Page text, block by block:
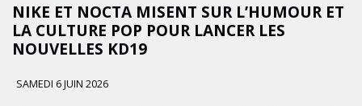
NIKE ET NOCTA MISENT SUR L’HUMOUR ET
LA CULTURE POP POUR LANCER LES
NOUVELLES KD19
SAMEDI 6 JUIN 2026